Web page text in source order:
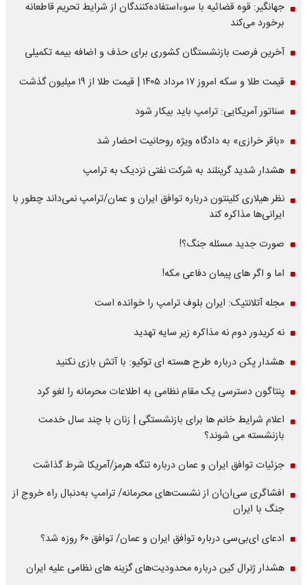
جهانگیر: قوه قضائیه با سوءاستفاده‌کنندگان از شرایط تحریم قاطعانه
برخورد می‌کند
آخرین فرصت بازنشستگان کشوری برای حذف و اضافه بیمه تکمیلی
قیمت طلا و سکه امروز ۱۷ مرداد ۱۴۰۵ | قیمت طلا از ۱۹ میلیون گذشت
سناتور آمریکایی: ترامپ باید بیکار شود
«باقر خرازی» به دادگاه ویژه روحانیت احضار شد
هشدار شدید گرینلند به شرکت نفتی نزدیک به ترامپ
نظر هیلاری کلینتون درباره توافق ایران و عمان/ترامپ نمی‌داند چطور با
ایرانی‌ها مذاکره کند
صورت جدید مسئله جنگ؟!
اما و اگر های پیمان دفاعی مکه!
مجله آتلانتیک: ایران بلوف ترامپ را خوانده است
نه کریدور دوم نه مذاکره زیر سایه تهدید
هشدار پکن درباره طرح هسته ای توکیو: با آتش بازی نکنید
پنتاگون دسترسی یک مقام نظامی به اطلاعات محرمانه را لغو کرد
اعلام شرایط خانم ها برای بازنشستگی | زنان با چند سال خدمت
بازنشسته می شوند؟
جزئیات توافق ایران و عمان درباره تنگه هرمز/آمریکا شرط گذاشت
افشاگری سی‌ان‌ان از نشست‌های محرمانه/ ترامپ به‌دنبال راه خروج از
جنگ با ایران
ادعای ای‌بی‌سی درباره توافق ایران و عمان/ توافق ۶۰ روزه شد؟
هشدار ژنرال کین درباره محدودیت‌های گزینه های نظامی علیه ایران